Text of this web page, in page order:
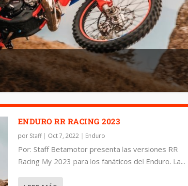
ENDURO RR RACING 2023
por Staff| Oct 7, 2022| Enduro
Por: Staff Betamotor presenta las versiones RR
Racing My 2023 para los fanáticos del Enduro. La...